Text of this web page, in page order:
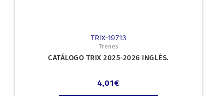
TRIX-19713
Trenes
CATÁLOGO TRIX 2025-2026 INGLÉS.
4,01€